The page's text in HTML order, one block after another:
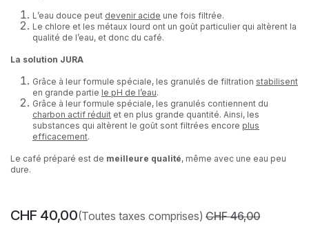
L’eau douce peut devenir acide une fois filtrée.
Le chlore et les métaux lourd ont un goût particulier qui altèrent la
qualité de l’eau, et donc du café.
La solution JURA
Grâce à leur formule spéciale, les granulés de filtration stabilisent
en grande partie le pH de l’eau.
Grâce à leur formule spéciale, les granulés contiennent du
charbon actif réduit et en plus grande quantité. Ainsi, les
substances qui altèrent le goût sont filtrées encore plus
efficacement.
Le café préparé est de meilleure qualité, même avec une eau peu
dure.
CHF 40,00(Toutes taxes comprises) CHF46,00